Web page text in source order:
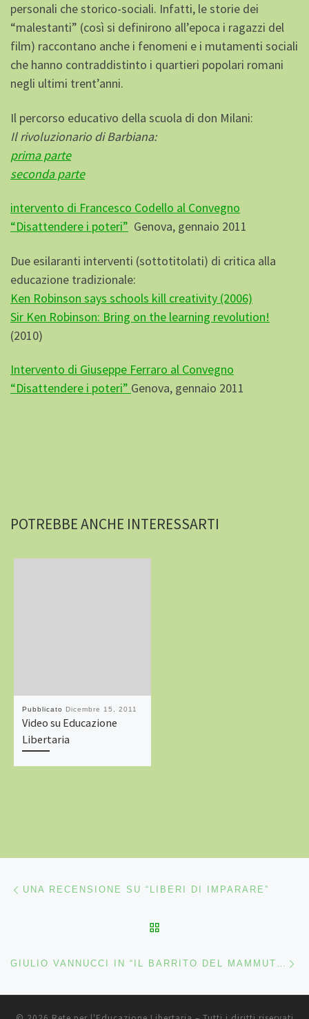
personali che storico-sociali. Infatti, le storie dei
“malestanti” (così si definirono all’epoca i ragazzi del
film) raccontano anche i fenomeni e i mutamenti sociali
che hanno contraddistinto i quartieri popolari romani
negli ultimi trent’anni.
Il percorso educativo della scuola di don Milani:
Il rivoluzionario di Barbiana:
prima parte
seconda parte
intervento di Francesco Codello al Convegno
“Disattendere i poteri” Genova, gennaio 2011
Due esilaranti interventi (sottotitolati) di critica alla
educazione tradizionale:
Ken Robinson says schools kill creativity (2006)
Sir Ken Robinson: Bring on the learning revolution!
(2010)
Intervento di Giuseppe Ferraro al Convegno
“Disattendere i poteri” Genova, gennaio 2011
POTREBBE ANCHE INTERESSARTI
Pubblicato Dicembre 15, 2011
Video su Educazione
Libertaria
Navigazione articoli
UNA RECENSIONE SU “LIBERI DI IMPARARE”